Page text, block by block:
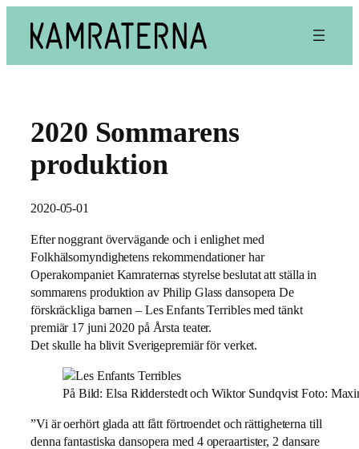
innehåll
2020 Sommarens
produktion
2020-05-01
Efter noggrant övervägande och i enlighet med
Folkhälsomyndighetens rekommendationer har
Operakompaniet Kamraternas styrelse beslutat att ställa in
sommarens produktion av Philip Glass dansopera De
förskräckliga barnen – Les Enfants Terribles med tänkt
premiär 17 juni 2020 på Årsta teater.
Det skulle ha blivit Sverigepremiär för verket.
På Bild: Elsa Ridderstedt och Wiktor Sundqvist Foto:
”Vi är oerhört glada att fått förtroendet och rättigheterna till
denna fantastiska dansopera med 4 operaartister, 2 dansare